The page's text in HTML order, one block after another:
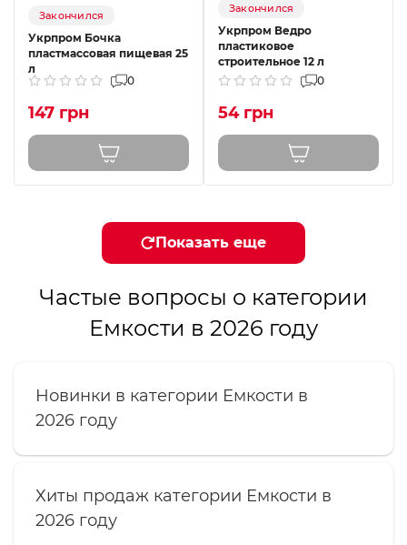
Закончился
Укрпром Бочка
пластмассовая пищевая 25
л
0
147 грн
Закончился
Укрпром Ведро
пластиковое
строительное 12 л
0
54 грн
Показать еще
Частые вопросы о категории
Емкости в 2026 году
Новинки в категории Емкости в
2026 году
Хиты продаж категории Емкости в
2026 году